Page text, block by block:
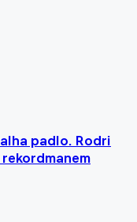
padlo. Rodri